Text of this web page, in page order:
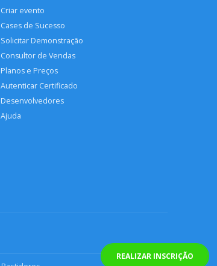
REALIZAR INSCRIÇÃO
Criar evento
Cases de Sucesso
Solicitar Demonstração
Consultor de Vendas
Planos e Preços
Autenticar Certificado
Desenvolvedores
Ajuda